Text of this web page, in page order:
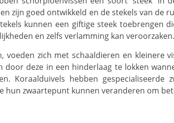
zijn goed ontwikkeld en de stekels van de
kunnen een giftige steek toebrengen
en zelfs verlamming kan veroorzaken.
deze in een hinderlaag te lokken
Koraalduivels hebben gespecialiseerde
hun zwaartepunt kunnen veranderen om